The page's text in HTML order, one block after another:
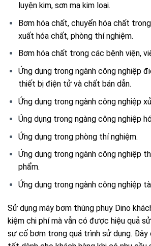
luyện kim, sơn mạ kim loại.
Bơm hóa chất, chuyển hóa chất
xuất hóa chất, phòng thí nghiệm.
Bơm hóa chất trong các bệnh viện,
Ứng dụng trong ngành công nghiệp
thiết bị điện tử và chất bán dẫn.
Ứng dụng trong ngành công nghiệp
Úng dụng trong ngàng công nghiệp
Ứng dụng trong phòng thí nghiệm.
Ứng dụng trong ngành công nghiệp
phẩm.
Ứng dụng trong ngành công nghiệp
Sử dụng máy bơm thùng phuy Dino
kiệm chi phí mà vẫn có được hiệu quả
sự cố bơm trong quá trình sử dụng. Đây